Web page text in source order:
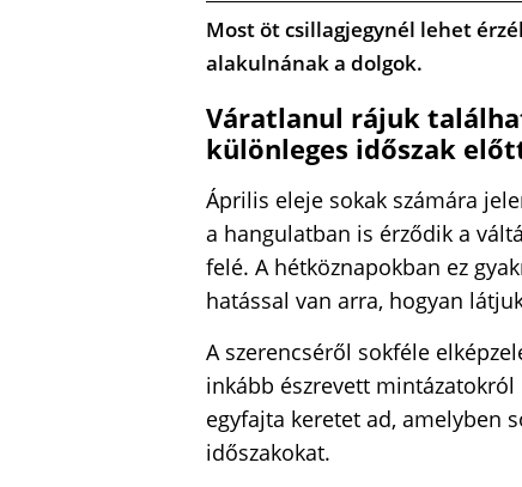
Most öt csillagjegynél lehet
alakulnának a dolgok.
Váratlanul rájuk
különleges időszak
Április eleje sokak számára
a hangulatban is érződik a
felé. A hétköznapokban ez
hatással van arra, hogyan
A szerencséről sokféle
inkább észrevett
egyfajta keretet ad, amelyben
időszakokat.